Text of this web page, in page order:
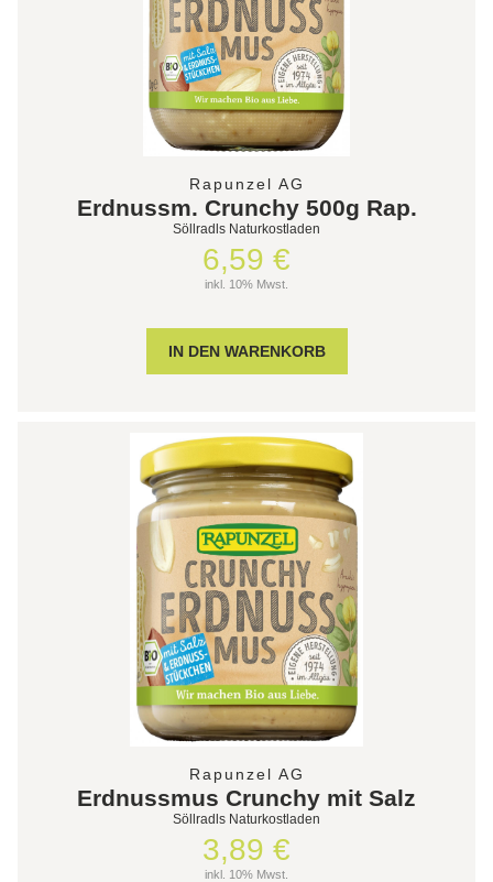
Rapunzel AG
Erdnussm. Crunchy 500g Rap.
Söllradls Naturkostladen
6,59 €
inkl. 10% Mwst.
Rapunzel AG
Erdnussmus Crunchy mit Salz
Söllradls Naturkostladen
3,89 €
inkl. 10% Mwst.